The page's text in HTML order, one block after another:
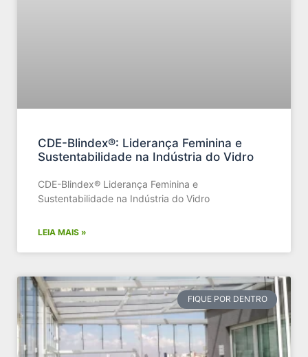
CDE-Blindex®: Liderança Feminina e
Sustentabilidade na Indústria do Vidro
CDE-Blindex® Liderança Feminina e
Sustentabilidade na Indústria do Vidro
LEIA MAIS »
FIQUE POR DENTRO